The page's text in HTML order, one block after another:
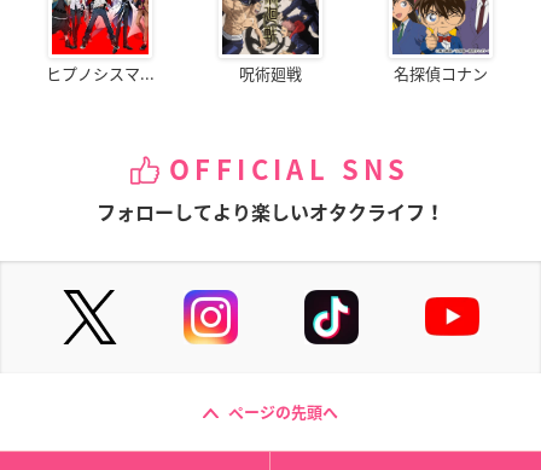
連動購入特典：スタンド付きアクリルキーホルダー2個セット
Blu-ray：1st Season
2nd Season
DVD：1st Season 2nd Season
連動購入特典：B2タペストリー
・げっちゅ屋
・セブンネットショッピング
連動購入特典：エコバッグ
ヒプノシスマ... 呪術廻戦 名探偵コナン
OFFICIAL SNS
フォローしてより楽しいオタクライフ！
ページの先頭へ